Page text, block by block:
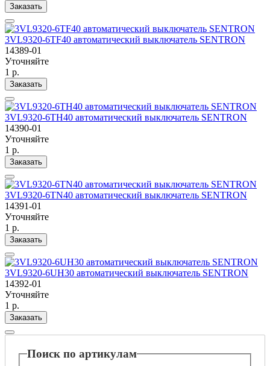
Заказать
3VL9320-6TF40 автоматический выключатель SENTRON
14389-01
Уточняйте
1 р.
Заказать
3VL9320-6TH40 автоматический выключатель SENTRON
14390-01
Уточняйте
1 р.
Заказать
3VL9320-6TN40 автоматический выключатель SENTRON
14391-01
Уточняйте
1 р.
Заказать
3VL9320-6UH30 автоматический выключатель SENTRON
14392-01
Уточняйте
1 р.
Заказать
Поиск по артикулам